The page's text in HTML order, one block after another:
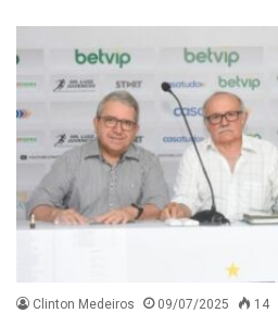
Clinton Medeiros 09/07/2025 14